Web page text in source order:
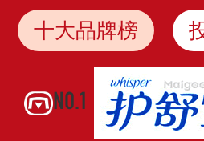
十大品牌榜
NO.1